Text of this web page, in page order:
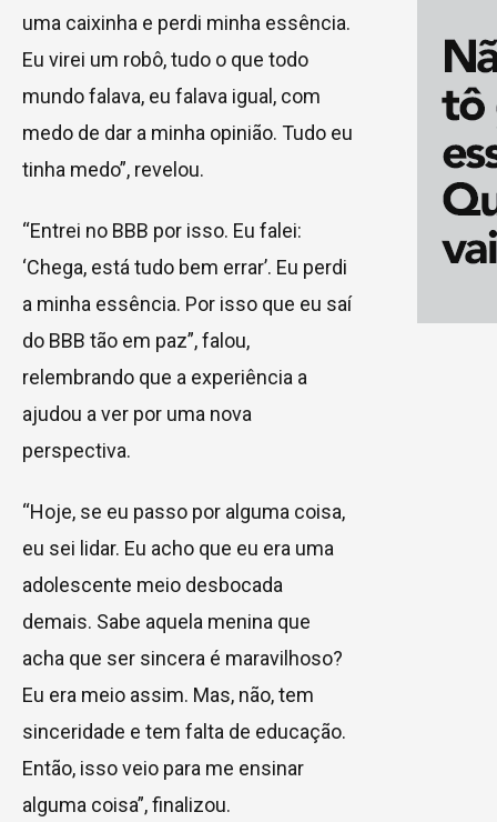
uma caixinha e perdi minha essência.
Eu virei um robô, tudo o que todo
mundo falava, eu falava igual, com
medo de dar a minha opinião. Tudo eu
tinha medo”, revelou.
“Entrei no BBB por isso. Eu falei:
‘Chega, está tudo bem errar’. Eu perdi
a minha essência. Por isso que eu saí
do BBB tão em paz”, falou,
relembrando que a experiência a
ajudou a ver por uma nova
perspectiva.
“Hoje, se eu passo por alguma coisa,
eu sei lidar. Eu acho que eu era uma
adolescente meio desbocada
demais. Sabe aquela menina que
acha que ser sincera é maravilhoso?
Eu era meio assim. Mas, não, tem
sinceridade e tem falta de educação.
Então, isso veio para me ensinar
alguma coisa”, finalizou.